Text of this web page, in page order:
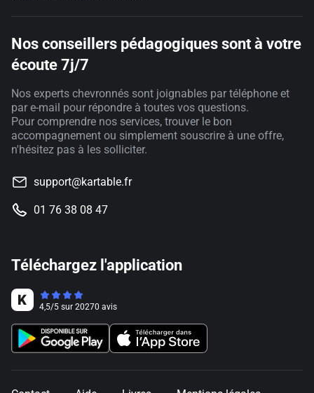
Nos conseillers pédagogiques sont à votre
écoute 7j/7
Nos experts chevronnés sont joignables par téléphone et
par e-mail pour répondre à toutes vos questions.
Pour comprendre nos services, trouver le bon
accompagnement ou simplement souscrire à une offre,
n'hésitez pas à les solliciter.
support@kartable.fr
01 76 38 08 47
Téléchargez l'application
4,5/5 sur 20270 avis